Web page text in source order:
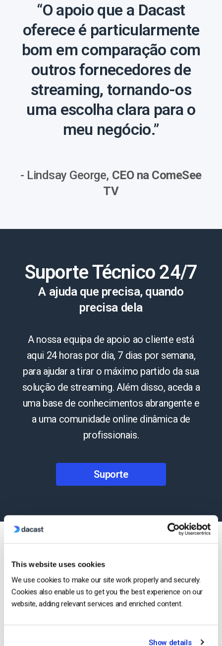
This website uses cookies
We use cookies to make our site work properly and securely.
Cookies also enable us to get you the best experience on our
website, adding relevant services and enriched content.
Show details
“O apoio que a Dacast
oferece é particularmente
bom em comparação com
outros fornecedores de
streaming, tornando-os
uma escolha clara para o
meu negócio.”
- Lindsay George, CEO na ComeSee
TV
Suporte Técnico 24/7
A ajuda que precisa, quando
precisa dela
A nossa equipa de apoio ao cliente está
aqui 24 horas por dia, 7 dias por semana,
para ajudar a tirar o máximo partido da sua
solução de streaming. Além disso, aceda a
uma base de conhecimentos abrangente e
a uma comunidade online dinâmica de
profissionais.
Suporte
Características Mais
Populares